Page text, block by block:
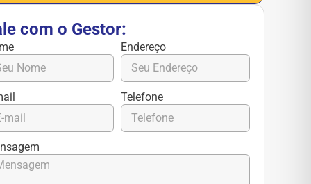
com o Gestor:
Endereço
Telefone